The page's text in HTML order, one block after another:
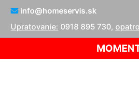
info@homeservis.sk
Upratovanie: 0918 895 730,